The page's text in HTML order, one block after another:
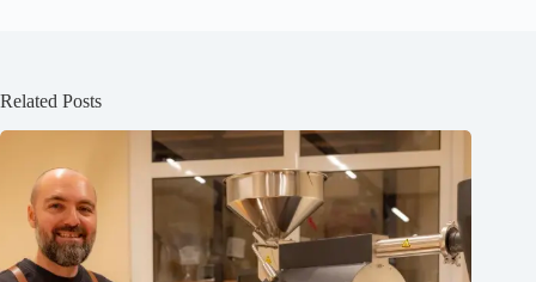
Related Posts